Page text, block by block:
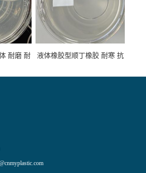
耐磨 耐
液体橡胶型顺丁橡胶 耐寒 抗